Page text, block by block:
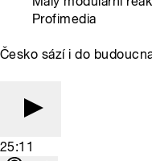
Profimedia
Česko sází i do
25:11